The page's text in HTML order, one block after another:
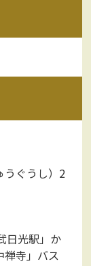
うぐうし）2
日光駅」か
禅寺」バス